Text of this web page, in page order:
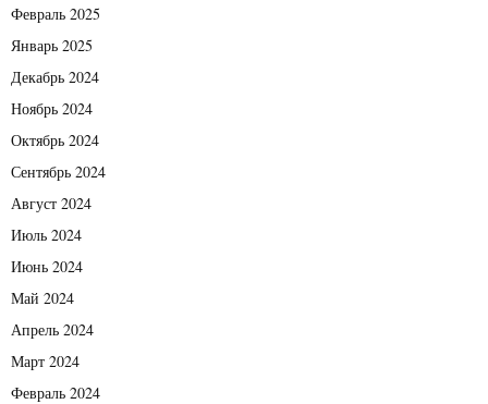
Февраль 2025
Январь 2025
Декабрь 2024
Ноябрь 2024
Октябрь 2024
Сентябрь 2024
Август 2024
Июль 2024
Июнь 2024
Май 2024
Апрель 2024
Март 2024
Февраль 2024